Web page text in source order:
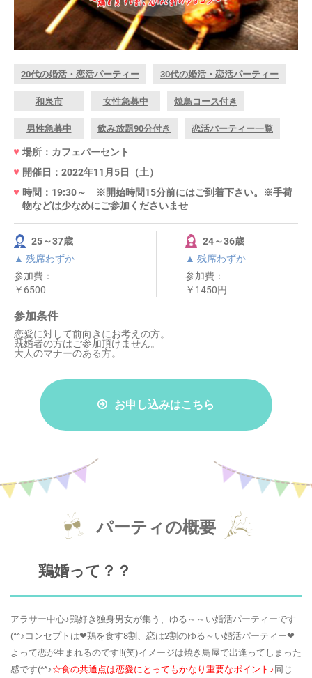
20代の婚活・恋活パーティー 30代の婚活・恋活パーティー
和泉市 女性急募中 焼鳥コース付き
男性急募中 飲み放題90分付き 恋活パーティー一覧
場所：カフェパーセント
開催日：2022年11月5日（土）
時間：19:30～ ※開始時間15分前にはご到着下さい。※手荷
物などは少なめにご参加くださいませ
25～37歳
▲ 残席わずか
参加費：
￥6500
24～36歳
▲ 残席わずか
参加費：
￥1450円
参加条件
恋愛に対して前向きにお考えの方。
既婚者の方はご参加頂けません。
大人のマナーのある方。
お申し込みはこちら
パーティの概要
鶏婚って？？
アラサー中心♪鶏好き独身男女が集う、ゆる～～い婚活パーティーです
(^^♪コンセプトは❤鶏を食す8割、恋は2割のゆる～い婚活パーティー❤
よって恋が生まれるのです!!(笑)イメージは焼き鳥屋で出逢ってしまった
感です(^^♪☆食の共通点は恋愛にとってもかなり重要なポイント♪ 同じ